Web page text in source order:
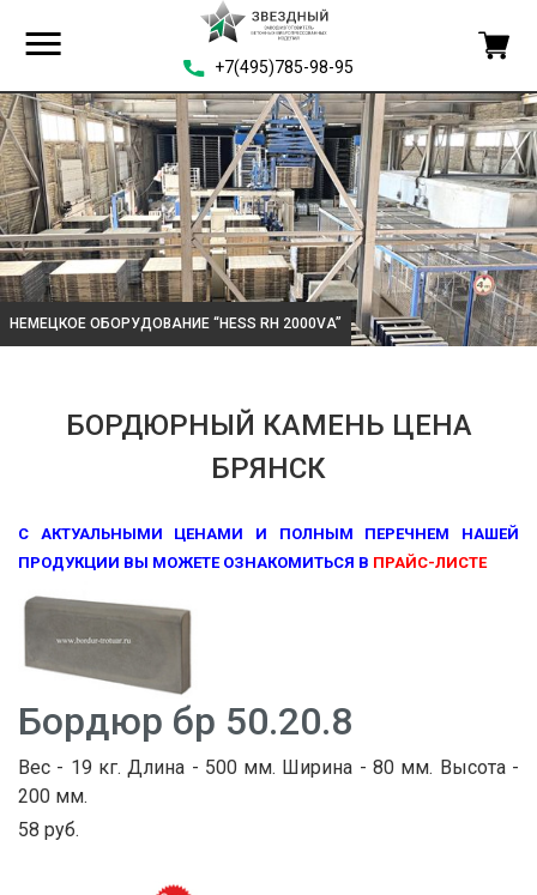
+7(495)785-98-95
НЕМЕЦКОЕ ОБОРУДОВАНИЕ “HESS RH 2000VA”
БОРДЮРНЫЙ КАМЕНЬ ЦЕНА
БРЯНСК
С АКТУАЛЬНЫМИ ЦЕНАМИ И ПОЛНЫМ ПЕРЕЧНЕМ НАШЕЙ
ПРОДУКЦИИ ВЫ МОЖЕТЕ ОЗНАКОМИТЬСЯ В ПРАЙС-ЛИСТЕ
Бордюр бр 50.20.8
Вес - 19 кг. Длина - 500 мм. Ширина - 80 мм. Высота -
200 мм.
58 руб.